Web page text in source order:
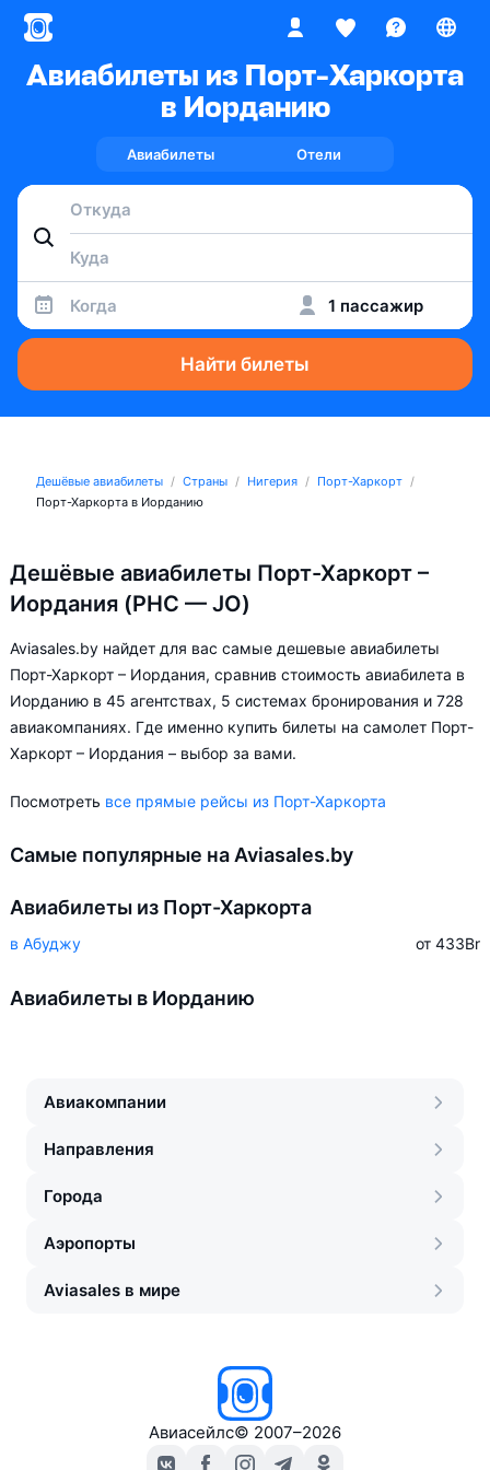
Авиабилеты из Порт-Харкорта
в Иорданию
Авиабилеты Отели
Когда 1 пассажир
Найти билеты
Дешёвые авиабилеты Страны Нигерия
Порт-Харкорт
Порт-Харкорта в Иорданию
Дешёвые авиабилеты Порт-Харкорт –
Иордания (PHC — JO)
Aviasales.by найдет для вас самые дешевые авиабилеты
Порт-Харкорт – Иордания, сравнив стоимость авиабилета в
Иорданию в 45 агентствах, 5 системах бронирования и 728
авиакомпаниях. Где именно купить билеты на самолет Порт-
Харкорт – Иордания – выбор за вами.
Посмотреть все прямые рейсы из Порт-Харкорта
Самые популярные на Aviasales.by
Авиабилеты из Порт-Харкорта
в Абуджу от 433Br
Авиабилеты в Иорданию
Авиакомпании
Направления
Города
Аэропорты
Aviasales в мире
Авиасейлс© 2007–2026